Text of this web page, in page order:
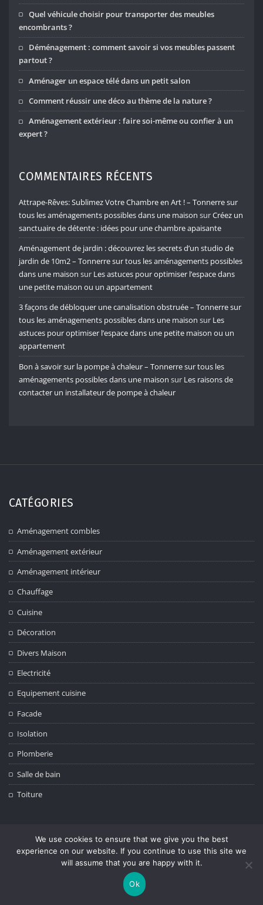
Quel véhicule choisir pour transporter des meubles
encombrants ?
Déménagement : comment savoir si vos meubles passent
partout ?
Aménager un espace télé dans un petit salon
Comment réussir une déco au thème de la nature ?
Aménagement extérieur : faire soi-même ou confier à un
expert ?
COMMENTAIRES RÉCENTS
Attrape-Rêves: Sublimez Votre Chambre en Art ! – Tonnerre sur
tous les aménagements possibles dans une maison surCréez un
sanctuaire de détente : idées pour une chambre apaisante
Aménagement de jardin : découvrez les secrets d’un studio de
jardin de 10m2 – Tonnerre sur tous les aménagements possibles
dans une maison sur Les astuces pour optimiser l’espace dans
une petite maison ou un appartement
3 façons de débloquer une canalisation obstruée – Tonnerre sur
tous les aménagements possibles dans une maison sur Les
astuces pour optimiser l’espace dans une petite maison ou un
appartement
Bon à savoir sur la pompe à chaleur – Tonnerre sur tous les
aménagements possibles dans une maison sur Les raisons de
contacter un installateur de pompe à chaleur
CATÉGORIES
Aménagement combles
Aménagement extérieur
Aménagement intérieur
Chauffage
Cuisine
Décoration
Divers Maison
Electricité
Equipement cuisine
Facade
Isolation
Plomberie
Salle de bain
Toiture
aménagement chambre aménagement de l'espace
aménagement des combles
We use cookies to ensure that we give you the best
experience on our website. If you continue to use this site we
will assume that you are happy with it.
Ok